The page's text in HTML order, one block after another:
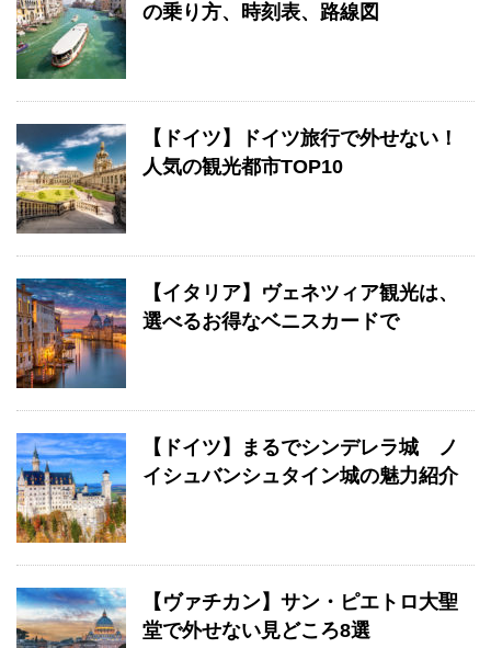
の乗り方、時刻表、路線図
【ドイツ】ドイツ旅行で外せない！
人気の観光都市TOP10
【イタリア】ヴェネツィア観光は、
選べるお得なベニスカードで
【ドイツ】まるでシンデレラ城 ノ
イシュバンシュタイン城の魅力紹介
【ヴァチカン】サン・ピエトロ大聖
堂で外せない見どころ8選